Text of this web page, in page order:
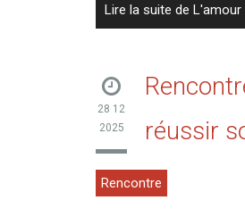
Lire la suite de
28 12
2025
réussir
Rencontre